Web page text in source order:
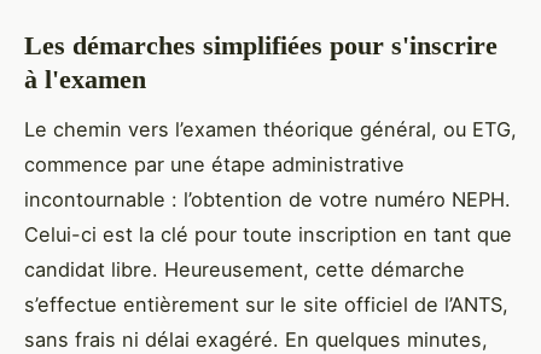
Les démarches simplifiées pour s'inscrire
à l'examen
Le chemin vers l’examen théorique général, ou ETG,
commence par une étape administrative
incontournable : l’obtention de votre numéro NEPH.
Celui-ci est la clé pour toute inscription en tant que
candidat libre. Heureusement, cette démarche
s’effectue entièrement sur le site officiel de l’ANTS,
sans frais ni délai exagéré. En quelques minutes,